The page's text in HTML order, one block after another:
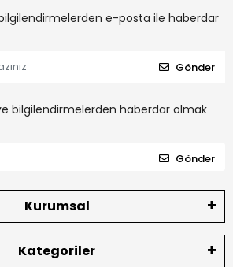
e-posta ile haberdar
Gönder
bilgilendirmelerden haberdar olmak
Gönder
Kurumsal
Kategoriler